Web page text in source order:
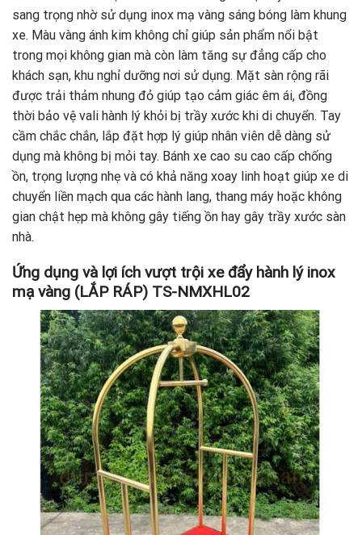
sang trọng nhờ sử dụng inox mạ vàng sáng bóng làm khung
xe. Màu vàng ánh kim không chỉ giúp sản phẩm nổi bật
trong mọi không gian mà còn làm tăng sự đẳng cấp cho
khách sạn, khu nghỉ dưỡng nơi sử dụng. Mặt sàn rộng rãi
được trải thảm nhung đỏ giúp tạo cảm giác êm ái, đồng
thời bảo vệ vali hành lý khỏi bị trầy xước khi di chuyển. Tay
cầm chắc chắn, lắp đặt hợp lý giúp nhân viên dễ dàng sử
dụng mà không bị mỏi tay. Bánh xe cao su cao cấp chống
ồn, trọng lượng nhẹ và có khả năng xoay linh hoạt giúp xe di
chuyển liền mạch qua các hành lang, thang máy hoặc không
gian chật hẹp mà không gây tiếng ồn hay gây trầy xước sàn
nhà.
Ứng dụng và lợi ích vượt trội xe đẩy hành lý inox
mạ vàng (LẮP RÁP) TS-NMXHL02